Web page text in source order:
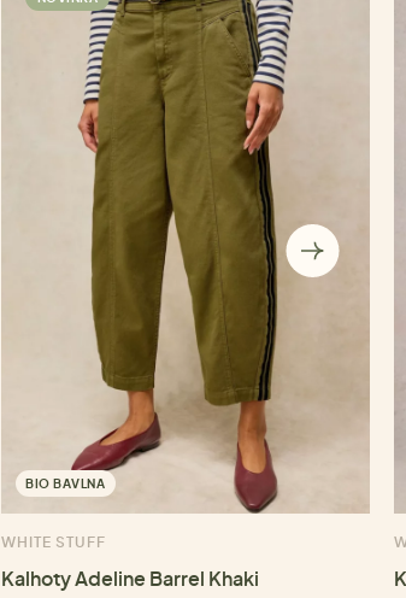
BIO BAVLNA
WHITE STUFF
Kalhoty Adeline Barrel Khaki